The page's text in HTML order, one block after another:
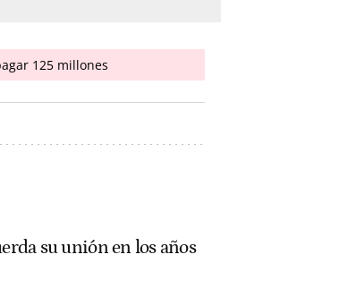
125 millones
su unión en los años